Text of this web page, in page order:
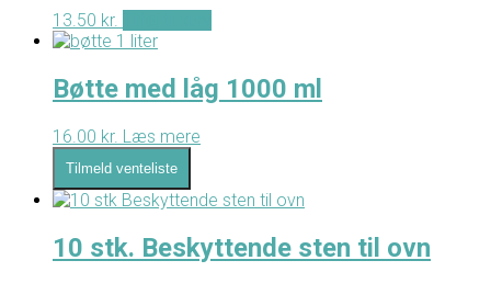
13.50 kr.
Bøtte med låg 1000 ml
16.00 kr. Læs mere
Tilmeld venteliste
10 stk. Beskyttende sten til ovn